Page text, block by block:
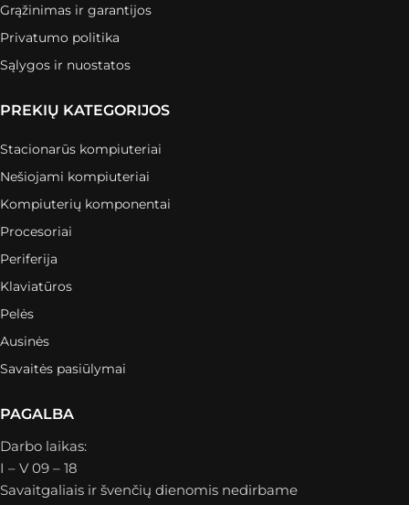
Grąžinimas ir garantijos
Privatumo politika
Sąlygos ir nuostatos
PREKIŲ KATEGORIJOS
Stacionarūs kompiuteriai
Nešiojami kompiuteriai
Kompiuterių komponentai
Procesoriai
Periferija
Klaviatūros
Pelės
Ausinės
Savaitės pasiūlymai
PAGALBA
Darbo laikas:
I – V 09 – 18
Savaitgaliais ir švenčių dienomis nedirbame